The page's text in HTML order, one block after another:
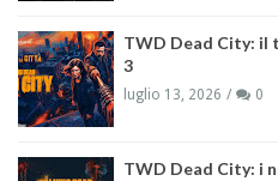
TWD Dead City: il
3
luglio 13, 2026 0
TWD Dead City: i